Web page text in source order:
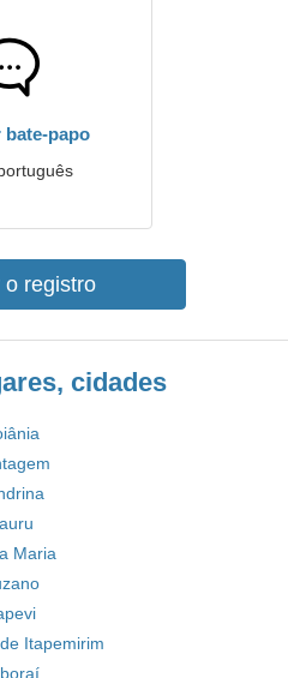
bate-papo
o registro
cidades
Maria
Itapemirim